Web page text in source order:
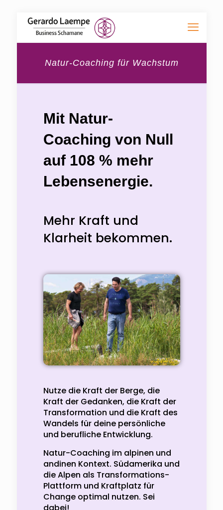
Natur-Coaching für Wachstum
Mit Natur-
Coaching von Null
auf 108 % mehr
Lebensenergie.
Mehr Kraft und
Klarheit bekommen.
Nutze die Kraft der Berge, die
Kraft der Gedanken, die Kraft der
Transformation und die Kraft des
Wandels für deine persönliche
und berufliche Entwicklung.
Natur-Coaching im alpinen und
andinen Kontext. Südamerika und
die Alpen als Transformations-
Plattform und Kraftplatz für
Change optimal nutzen. Sei